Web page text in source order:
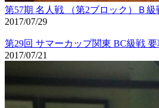
第57期 名人戦 （第2ブロック）Ｂ級
2017/07/29
第29回 サマーカップ関東 BC級戦 要
2017/07/21